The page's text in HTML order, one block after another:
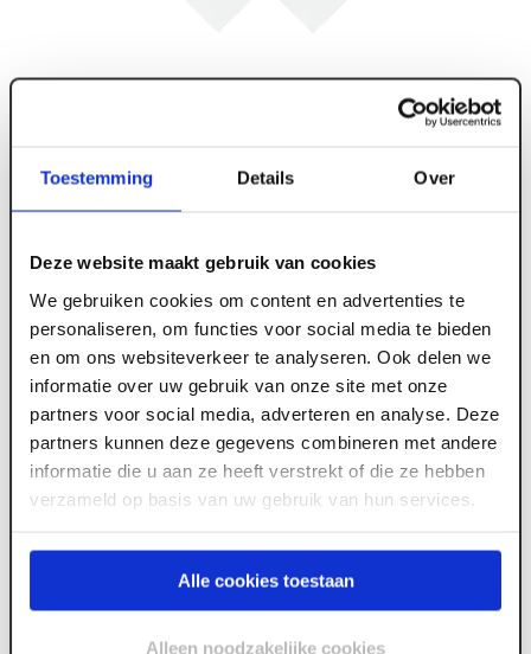
Toestemming Details Over
Deze website maakt gebruik van cookies
We gebruiken cookies om content en advertenties te
personaliseren, om functies voor social media te bieden
en om ons websiteverkeer te analyseren. Ook delen we
informatie over uw gebruik van onze site met onze
partners voor social media, adverteren en analyse. Deze
partners kunnen deze gegevens combineren met andere
informatie die u aan ze heeft verstrekt of die ze hebben
verzameld op basis van uw gebruik van hun services.
Alle cookies toestaan
Alleen noodzakelijke cookies
ART006413
Pica BIG-Dry Navullingen SUMMERHEAT
assorted
Meld je aan of maak een account aan om toegang
te krijgen tot de prijzen.